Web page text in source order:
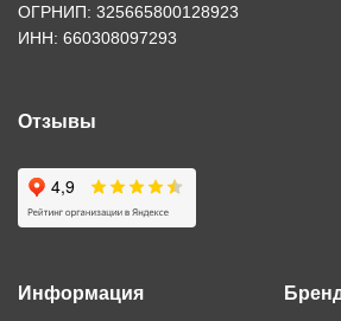
ОГРНИП: 325665800128923
ИНН: 660308097293
Отзывы
Информация